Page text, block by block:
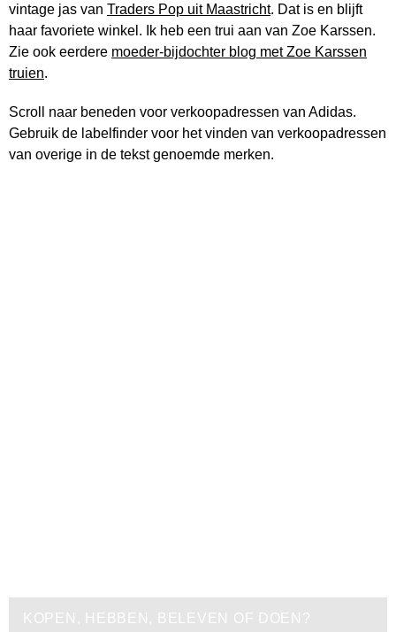
vintage jas van Traders Pop uit Maastricht. Dat is en blijft
haar favoriete winkel. Ik heb een trui aan van Zoe Karssen.
Zie ook eerdere moeder-bijdochter blog met Zoe Karssen
truien.
Scroll naar beneden voor verkoopadressen van Adidas.
Gebruik de labelfinder voor het vinden van verkoopadressen
van overige in de tekst genoemde merken.
KOPEN, HEBBEN, BELEVEN OF DOEN?